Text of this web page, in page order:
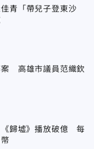
青「帶兒子登東沙
案 高雄市議員范織欽
《歸墟》播放破億 每